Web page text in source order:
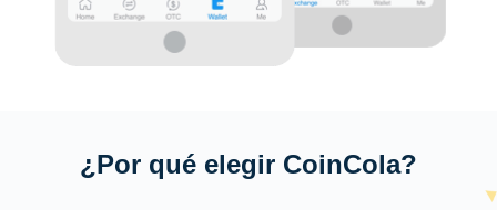
¿Por qué elegir CoinCola?